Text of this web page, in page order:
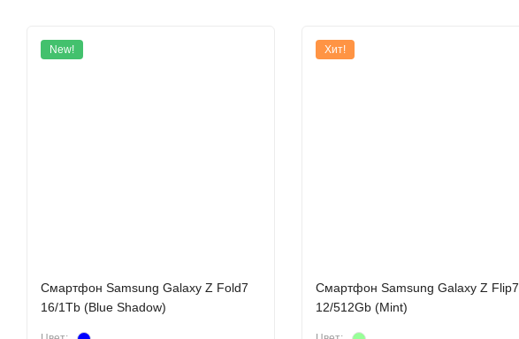
New!
Смартфон Samsung Galaxy Z Fold7
16/1Tb (Blue Shadow)
Хит!
Смартфон Samsung Galaxy Z Flip7
12/512Gb (Mint)